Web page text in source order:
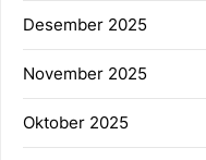
Desember 2025
November 2025
Oktober 2025